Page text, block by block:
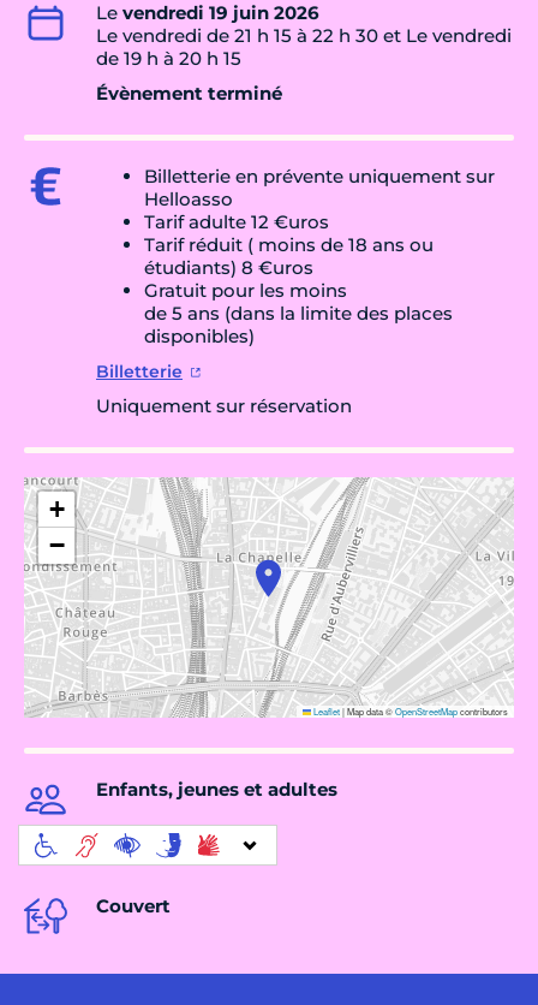
Le vendredi 19 juin 2026
Le vendredi de 21 h 15 à 22 h 30 et Le vendredi
de 19 h à 20 h 15
Évènement terminé
Billetterie en prévente uniquement sur
Helloasso
Tarif adulte 12 €uros
Tarif réduit ( moins de 18 ans ou
étudiants) 8 €uros
Gratuit pour les moins
de 5 ans (dans la limite des places
disponibles)
Billetterie
Uniquement sur réservation
+
−
Leaflet|Map data ©OpenStreetMapcontributors
Enfants, jeunes et adultes
Couvert